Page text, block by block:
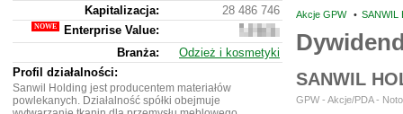
Akcje GPW • SANWIL
SANWIL
GPW - Akcje/PDA -
Kapitalizacja:
28 486 746
Enterprise Value:
665
746
Branża:
Odzież i kosmetyki
Profil działalności:
Sanwil Holding jest producentem materiałów
powlekanych. Działalność spółki obejmuje